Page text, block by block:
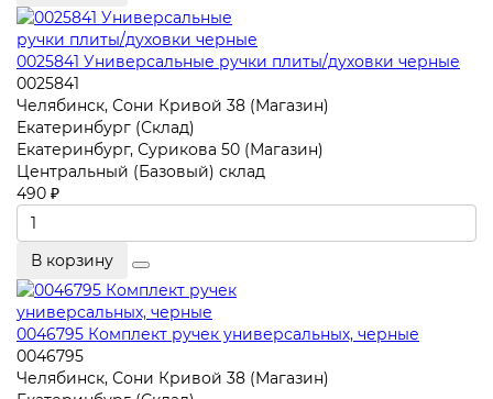
0025841 Универсальные ручки плиты/духовки черные
0025841
Челябинск, Сони Кривой 38 (Магазин)
Екатеринбург (Склад)
Екатеринбург, Сурикова 50 (Магазин)
Центральный (Базовый) склад
490 ₽
В корзину
0046795 Комплект ручек универсальных, черные
0046795
Челябинск, Сони Кривой 38 (Магазин)